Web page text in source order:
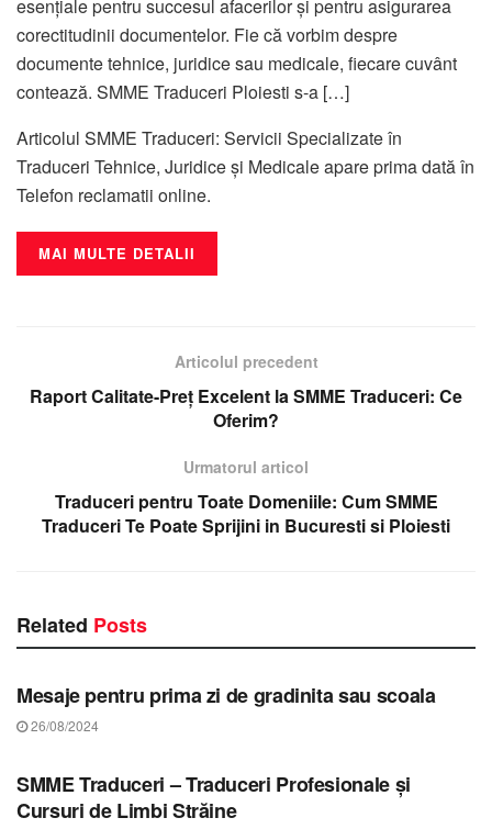
esențiale pentru succesul afacerilor și pentru asigurarea
corectitudinii documentelor. Fie că vorbim despre
documente tehnice, juridice sau medicale, fiecare cuvânt
contează. SMME Traduceri Ploiesti s-a […]
Articolul SMME Traduceri: Servicii Specializate în
Traduceri Tehnice, Juridice și Medicale apare prima dată în
Telefon reclamatii online.
MAI MULTE DETALII
Articolul precedent
Raport Calitate-Preț Excelent la SMME Traduceri: Ce
Oferim?
Urmatorul articol
Traduceri pentru Toate Domeniile: Cum SMME
Traduceri Te Poate Sprijini in Bucuresti si Ploiesti
Related Posts
STIRI COVASNA
Mesaje pentru prima zi de gradinita sau scoala
26/08/2024
SMME Traduceri – Traduceri Profesionale și
Cursuri de Limbi Străine